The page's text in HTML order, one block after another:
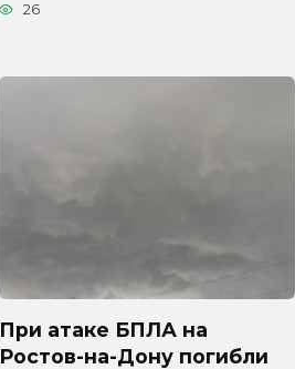
26
При атаке БПЛА на
Ростов-на-Дону погибли